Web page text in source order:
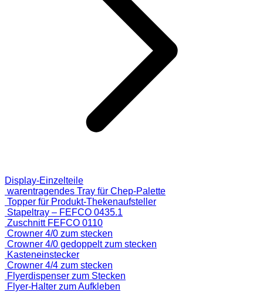
Display-Einzelteile
warentragendes Tray für Chep-Palette
Topper für Produkt-Thekenaufsteller
Stapeltray – FEFCO 0435.1
Zuschnitt FEFCO 0110
Crowner 4/0 zum stecken
Crowner 4/0 gedoppelt zum stecken
Kasteneinstecker
Crowner 4/4 zum stecken
Flyerdispenser zum Stecken
Flyer-Halter zum Aufkleben